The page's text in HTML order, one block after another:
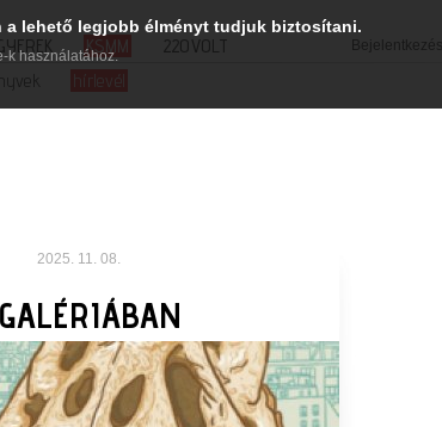
Bejelentkezés
KSMM
220VOLT
hírlevél
2025. 11. 08.
a lehető legjobb élményt tudjuk biztosítani.
k használatához.